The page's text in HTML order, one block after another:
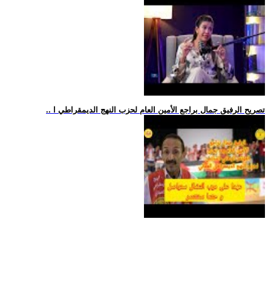
.. تصريح الرفيق جمال براجع الأمين العام لحزب النهج الديمقراطي ا